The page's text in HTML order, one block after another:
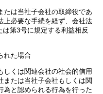
たは当社子会社の取締役であ
上必要な手続を経ず、会社法
第3号に規定する利益相反
れた場合
しくは関連会社の社会的信用
または当社子会社もしくは関
為と認められる行為を行った